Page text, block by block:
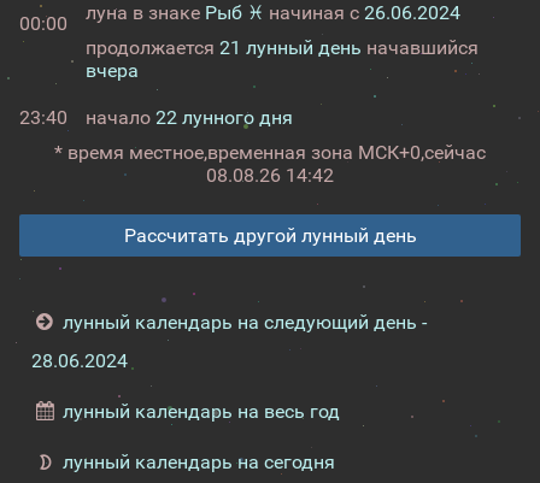
00:00
луна в знаке Рыб ♓ начиная с 26.06.2024
продолжается 21 лунный день начавшийся
вчера
23:40 начало 22 лунного дня
* время местное,временная зона МСК+0,сейчас
08.08.26 14:42
Рассчитать другой лунный день
лунный календарь на следующий день -
28.06.2024
лунный календарь на весь год
лунный календарь на сегодня